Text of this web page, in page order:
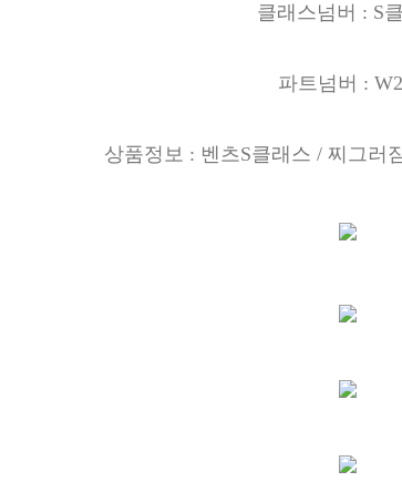
클래스넘버 : S
파트넘버 :
상품정보 : 벤츠S클래스 / 찌그러